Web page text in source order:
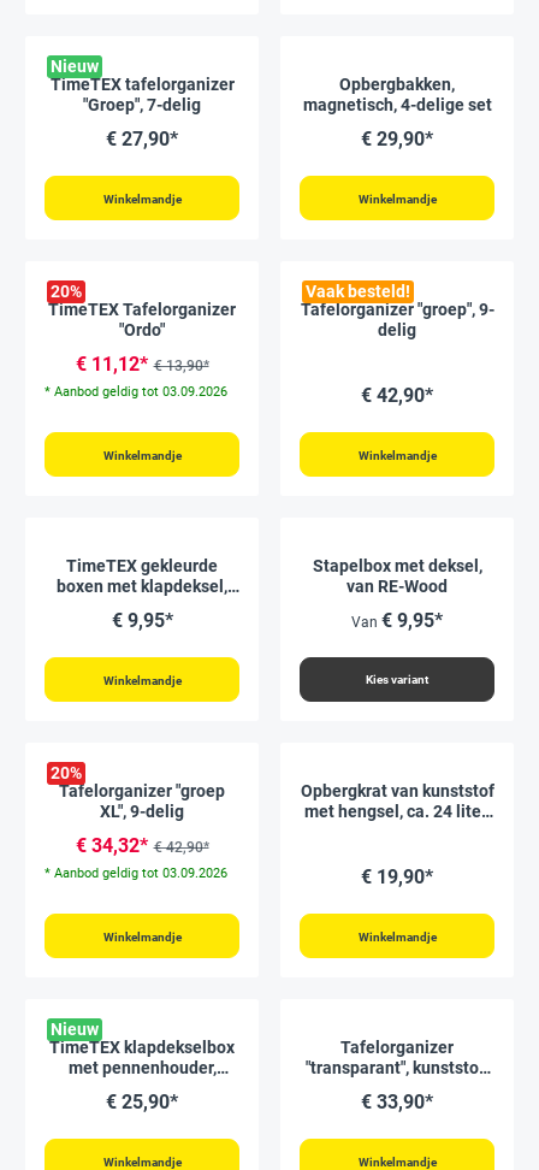
Nieuw
TimeTEX tafelorganizer
"Groep", 7-delig
€ 27,90*
Winkelmandje
Opbergbakken,
magnetisch, 4-delige set
€ 29,90*
Winkelmandje
20%
TimeTEX Tafelorganizer
"Ordo"
€ 11,12* € 13,90*
* Aanbod geldig tot 03.09.2026
Winkelmandje
Vaak besteld!
Tafelorganizer "groep", 9-
delig
€ 42,90*
Winkelmandje
TimeTEX gekleurde
boxen met klapdeksel,
€ 9,95*
Winkelmandje
Stapelbox met deksel,
van RE-Wood
Van € 9,95*
Kies variant
20%
Tafelorganizer "groep
XL", 9-delig
€ 34,32* € 42,90*
* Aanbod geldig tot 03.09.2026
Winkelmandje
Opbergkrat van kunststof
met hengsel, ca. 24 liter,
€ 19,90*
Winkelmandje
Nieuw
TimeTEX klapdekselbox
met pennenhouder,
€ 25,90*
Winkelmandje
Tafelorganizer
"transparant", kunststof,
€ 33,90*
Winkelmandje